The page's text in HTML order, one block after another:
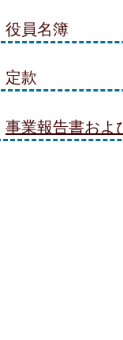
役員名簿
定款
事業報告書およ